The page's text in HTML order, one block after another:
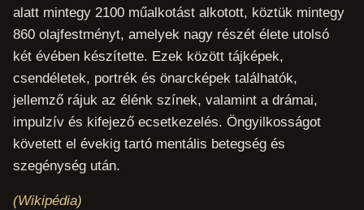
alatt mintegy 2100 műalkotást alkotott, köztük mintegy
860 olajfestményt, amelyek nagy részét élete utolsó
két évében készítette. Ezek között tájképek,
csendéletek, portrék és önarcképek találhatók,
jellemző rájuk az élénk színek, valamint a drámai,
impulzív és kifejező ecsetkezelés. Öngyilkosságot
követett el évekig tartó mentális betegség és
szegénység után.
(Wikipédia)